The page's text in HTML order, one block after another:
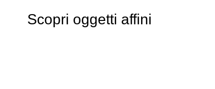
Scopri oggetti affini